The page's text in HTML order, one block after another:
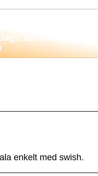
jul igen (snart) och
att hitta årets
enkelt med swish.